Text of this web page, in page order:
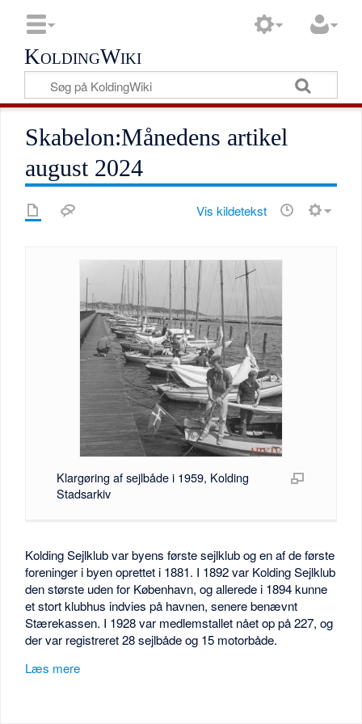
KoldingWiki
Skabelon:Månedens artikel
august 2024
Vis kildetekst
Klargøring af sejlbåde i 1959, Kolding
Stadsarkiv
Kolding Sejlklub var byens første sejlklub og en af de første
foreninger i byen oprettet i 1881. I 1892 var Kolding Sejlklub
den største uden for København, og allerede i 1894 kunne
et stort klubhus indvies på havnen, senere benævnt
Stærekassen. I 1928 var medlemstallet nået op på 227, og
der var registreret 28 sejlbåde og 15 motorbåde.
Læs mere